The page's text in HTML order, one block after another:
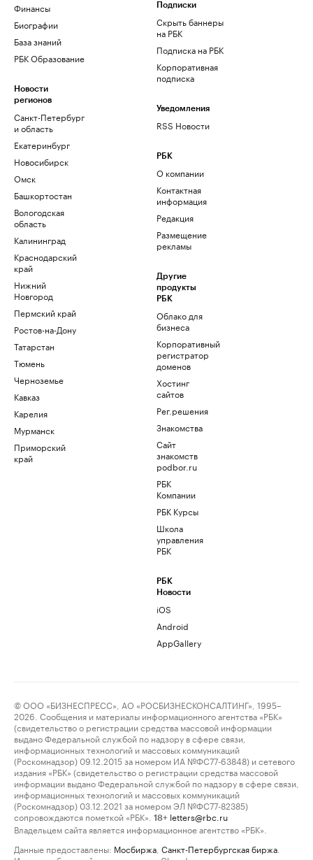
Финансы
Биографии
База знаний
РБК Образование
Новости
регионов
Санкт-Петербург
и область
Екатеринбург
Новосибирск
Омск
Башкортостан
Вологодская
область
Калининград
Краснодарский
край
Нижний
Новгород
Пермский край
Ростов-на-Дону
Татарстан
Тюмень
Черноземье
Кавказ
Карелия
Мурманск
Приморский
край
Подписки
Скрыть баннеры
на РБК
Подписка на РБК
Корпоративная
подписка
Уведомления
RSS Новости
РБК
О компании
Контактная
информация
Редакция
Размещение
рекламы
Другие
продукты
РБК
Облако для
бизнеса
Корпоративный
регистратор
доменов
Хостинг
сайтов
Рег.решения
Знакомства
Сайт
знакомств
podbor.ru
РБК
Компании
РБК Курсы
Школа
управления
РБК
РБК
Новости
iOS
Android
AppGallery
© ООО «БИЗНЕСПРЕСС», АО «РОСБИЗНЕСКОНСАЛТИНГ», 1995–
2026. Сообщения и материалы информационного агентства «РБК»
(свидетельство о регистрации средства массовой информации
выдано Федеральной службой по надзору в сфере связи,
информационных технологий и массовых коммуникаций
(Роскомнадзор) 09.12.2015 за номером ИА №ФС77-63848) и сетевого
издания «РБК» (свидетельство о регистрации средства массовой
информации выдано Федеральной службой по надзору в сфере связи,
информационных технологий и массовых коммуникаций
(Роскомнадзор) 03.12.2021 за номером ЭЛ №ФС77-82385)
сопровождаются пометкой «РБК».
18+ letters@rbc.ru
Владельцем сайта является информационное агентство «РБК».
Данные предоставлены: Мосбиржа Санкт-Петербургская биржа